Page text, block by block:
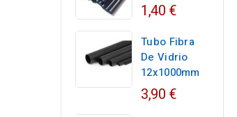
1,40 €
Tubo Fibra
De Vidrio
12x1000mm
3,90 €